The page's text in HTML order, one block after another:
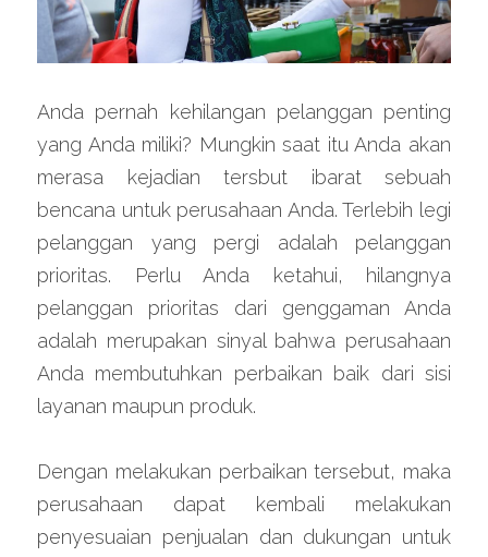
Anda pernah kehilangan pelanggan penting
yang Anda miliki? Mungkin saat itu Anda akan
merasa kejadian tersbut ibarat sebuah
bencana untuk perusahaan Anda. Terlebih legi
pelanggan yang pergi adalah pelanggan
prioritas. Perlu Anda ketahui, hilangnya
pelanggan prioritas dari genggaman Anda
adalah merupakan sinyal bahwa perusahaan
Anda membutuhkan perbaikan baik dari sisi
layanan maupun produk.
Dengan melakukan perbaikan tersebut, maka
perusahaan dapat kembali melakukan
penyesuaian penjualan dan dukungan untuk